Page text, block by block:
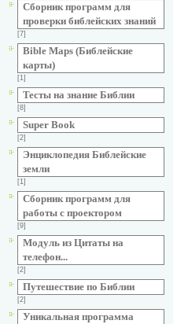
Сборник программ для
проверки библейских знаний
[7]
Bible Maps (Библейские
карты)
[1]
Тесты на знание Библии
[8]
Super Book
[2]
Энциклопедия Библейские
земли
[1]
Сборник программ для
работы с проектором
[9]
Модуль из Цитаты на
телефон...
[2]
Путешествие по Библии
[2]
Уникальная программа